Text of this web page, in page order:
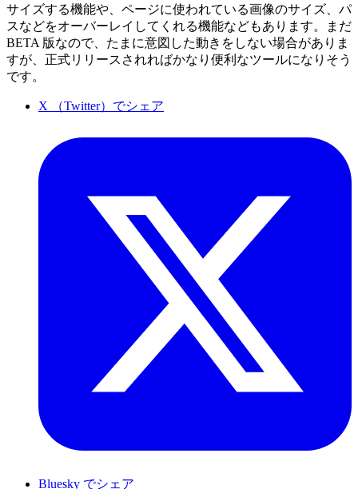
サイズする機能や、ページに使われている画像のサイズ、パ
スなどをオーバーレイしてくれる機能などもあります。まだ
BETA 版なので、たまに意図した動きをしない場合がありま
すが、正式リリースされればかなり便利なツールになりそう
です。
X （Twitter）でシェア
Bluesky でシェア